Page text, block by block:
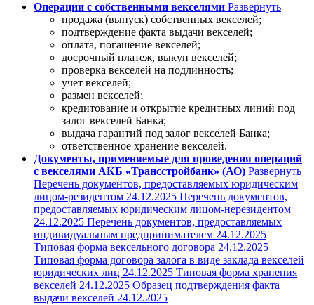
Операции с собственными векселями Развернуть
продажа (выпуск) собственных векселей;
подтверждение факта выдачи векселей;
оплата, погашение векселей;
досрочный платеж, выкуп векселей;
проверка векселей на подлинность;
учет векселей;
размен векселей;
кредитование и открытие кредитных линий под
залог векселей Банка;
выдача гарантий под залог векселей Банка;
ответственное хранение векселей.
Документы, применяемые для проведения операций
с векселями АКБ «Трансстройбанк» (АО) Развернуть
Перечень документов, предоставляемых юридическим
лицом-резидентом 24.12.2025 Перечень документов,
предоставляемых юридическим лицом-нерезидентом
24.12.2025 Перечень документов, предоставляемых
индивидуальным предпринимателем 24.12.2025
Типовая форма вексельного договора 24.12.2025
Типовая форма договора залога в виде заклада векселей
юридических лиц 24.12.2025 Типовая форма хранения
векселей 24.12.2025 Образец подтверждения факта
выдачи векселей 24.12.2025